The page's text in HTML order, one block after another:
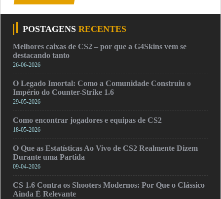
POSTAGENS RECENTES
Melhores caixas de CS2 – por que a G4Skins vem se
destacando tanto
26-06-2026
O Legado Imortal: Como a Comunidade Construiu o
Império do Counter-Strike 1.6
29-05-2026
Como encontrar jogadores e equipas de CS2
18-05-2026
O Que as Estatísticas Ao Vivo de CS2 Realmente Dizem
Durante uma Partida
09-04-2026
CS 1.6 Contra os Shooters Modernos: Por Que o Clássico
Ainda É Relevante